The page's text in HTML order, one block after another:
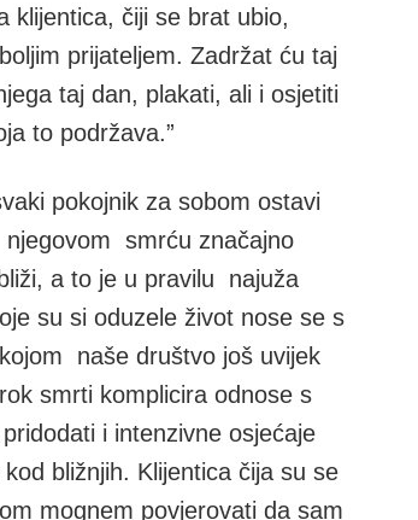
klijentica, čiji se brat ubio,
prijateljem. Zadržat ću taj
taj dan, plakati, ali i osjetiti
to podržava.”
pokojnik za sobom ostavi
smrću značajno
a to je u pravilu najuža
su si oduzele život nose se s
naše društvo još uvijek
smrti komplicira odnose s
i intenzivne osjećaje
bližnjih. Klijentica čija su se
mognem povjerovati da sam